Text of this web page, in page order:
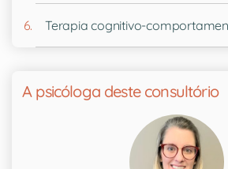
Terapia cognitivo-
A psicóloga deste consultório